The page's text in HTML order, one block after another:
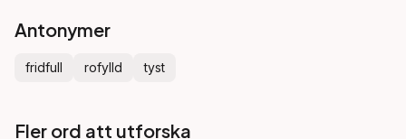
Antonymer
fridfull rofylld tyst
Fler ord att utforska